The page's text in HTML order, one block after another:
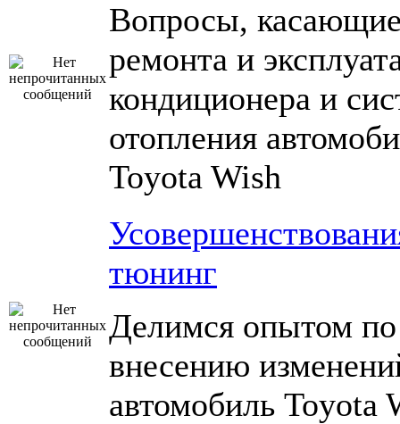
Вопросы,
ремонта и
кондиционера и
отопления
Toyota Wish
тюнинг
Делимся опытом по
внесению
автомобиль Toyota